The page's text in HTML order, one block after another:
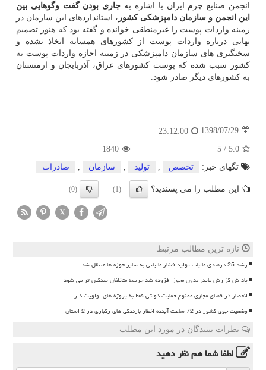
انجمن صنایع چرم ایران با اشاره به جاری بودن گفت وگوهایی بین
این انجمن و سازمان دامپزشكی كشور ، استانداردهای این سازمان در
زمینه واردات پوست را غیرمنطقی خوانده و گفته بود كه هنوز تصمیم
نهایی درباره واردات پوست از كشورهای همسایه اتخاذ نشده و
سختگیری های سازمان دامپزشكی در زمینه اجازه واردات پوست به
كشور سبب شده كه پوست كشورهای عراق، آذربایجان و ارمنستان
به كشورهای دیگر صادر شود.
1398/07/29
23:12:00
5.0
/
5
1840
تگهای خبر:
تخصص تولید سازمان صادرات
این مطلب را می پسندید؟ (1)
(0)
X
تازه ترین مطالب مرتبط
رشد 25 درصدی مالیات تولید فشار مالیاتی به سایر حوزه ها منتقل شد
پاداش گزارش ماینر بدون مجوز افزوده شد جریمه متخلفان سنگین تر می شود
انحصار در فضای مجازی ممنوع حمایت دولتی فقط به پروژه های اولویت دار
وضعیت جوی کشور در 72 ساعت آینده اخطار بارندگی های رگباری در 2 استان
نظرات بینندگان در مورد این مطلب
لطفا شما همنظر دهید